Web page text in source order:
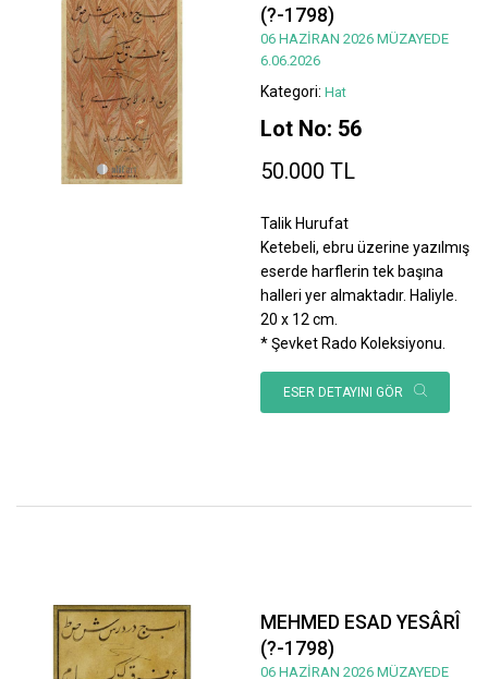
(?-1798)
06 HAZİRAN 2026 MÜZAYEDE
6.06.2026
Kategori: Hat
Lot No: 56
50.000 TL
Talik Hurufat
Ketebeli, ebru üzerine yazılmış
eserde harflerin tek başına
halleri yer almaktadır. Haliyle.
20 x 12 cm.
* Şevket Rado Koleksiyonu.
ESER DETAYINI GÖR
MEHMED ESAD YESÂRÎ
(?-1798)
06 HAZİRAN 2026 MÜZAYEDE